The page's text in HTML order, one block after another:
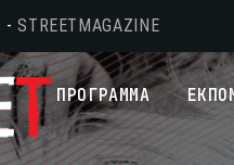
-STREETMAGAZINE
ΠΡΟΓΡΑΜΜΑ